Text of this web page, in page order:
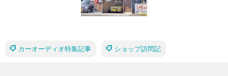
カーオーディオ特集記事 ショップ訪問記